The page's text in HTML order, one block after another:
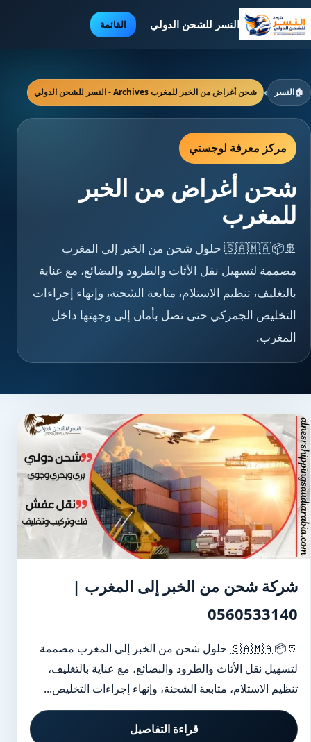
النسر للشحن الدولي القائمة
🏠النسر › شحن أغراض من الخبر للمغرب Archives - النسر للشحن الدولي
مركز معرفة لوجستي
شحن أغراض من الخبر
للمغرب
🚢📦🇸🇦🇲🇦 حلول شحن من الخبر إلى المغرب
مصممة لتسهيل نقل الأثاث والطرود والبضائع، مع عناية
بالتغليف، تنظيم الاستلام، متابعة الشحنة، وإنهاء إجراءات
التخليص الجمركي حتى تصل بأمان إلى وجهتها داخل
المغرب.
شركة شحن من الخبر إلى المغرب |
0560533140
🚢📦🇸🇦🇲🇦 حلول شحن من الخبر إلى المغرب مصممة
لتسهيل نقل الأثاث والطرود والبضائع، مع عناية بالتغليف،
تنظيم الاستلام، متابعة الشحنة، وإنهاء إجراءات التخليص...
قراءة التفاصيل